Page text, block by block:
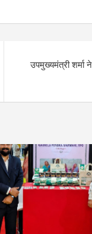
उपमुख्यमंत्री